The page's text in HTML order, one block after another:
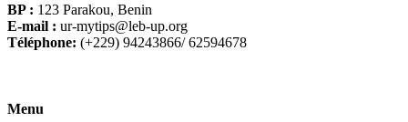
BP : 123 Parakou, Benin
E-mail : ur-mytips@leb-up.org
Téléphone: (+229) 94243866/ 62594678
Menu